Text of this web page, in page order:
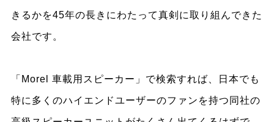
きるかを45年の長きにわたって真剣に取り組んできた
会社です。
「Morel 車載用スピーカー」で検索すれば、日本でも
特に多くのハイエンドユーザーのファンを持つ同社の